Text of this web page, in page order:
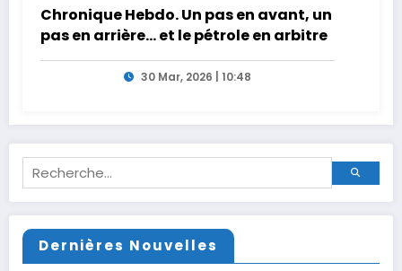
Chronique Hebdo. Un pas en avant, un
pas en arrière… et le pétrole en arbitre
30 Mar, 2026 | 10:48
Dernières Nouvelles